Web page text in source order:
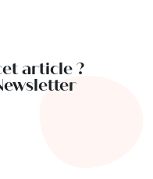
article ?